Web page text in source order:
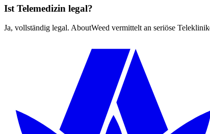
Ist Telemedizin legal?
Ja, vollständig legal. AboutWeed vermittelt an seriöse